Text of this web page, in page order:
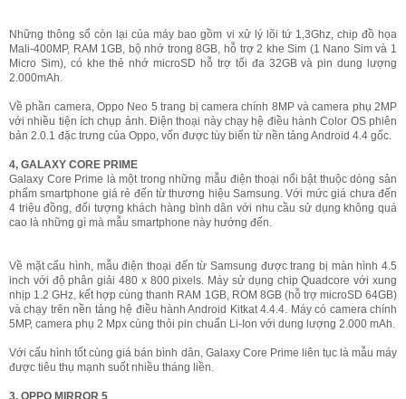
Những thông số còn lại của máy bao gồm vi xử lý lõi tứ 1,3Ghz, chip đồ họa
Mali-400MP, RAM 1GB, bộ nhớ trong 8GB, hỗ trợ 2 khe Sim (1 Nano Sim và 1
Micro Sim), có khe thẻ nhớ microSD hỗ trợ tối đa 32GB và pin dung lượng
2.000mAh.
Về phần camera, Oppo Neo 5 trang bị camera chính 8MP và camera phụ 2MP
với nhiều tiện ích chụp ảnh. Điện thoại này chạy hệ điều hành Color OS phiên
bản 2.0.1 đặc trưng của Oppo, vốn được tùy biến từ nền tảng Android 4.4 gốc.
4, GALAXY CORE PRIME
Galaxy Core Prime là một trong những mẫu điện thoại nổi bật thuộc dòng sản
phẩm smartphone giá rẻ đến từ thương hiệu Samsung. Với mức giá chưa đến
4 triệu đồng, đối tượng khách hàng bình dân với nhu cầu sử dụng không quá
cao là những gì mà mẫu smartphone này hướng đến.
Về mặt cấu hình, mẫu điện thoại đến từ Samsung được trang bị màn hình 4.5
inch với độ phân giải 480 x 800 pixels. Máy sử dụng chip Quadcore với xung
nhịp 1.2 GHz, kết hợp cùng thanh RAM 1GB, ROM 8GB (hỗ trợ microSD 64GB)
và chạy trên nền tảng hệ điều hành Android Kitkat 4.4.4. Máy có camera chính
5MP, camera phụ 2 Mpx cùng thỏi pin chuẩn Li-Ion với dung lượng 2.000 mAh.
Với cấu hình tốt cùng giá bán bình dân, Galaxy Core Prime liên tục là mẫu máy
được tiêu thụ mạnh suốt nhiều tháng liền.